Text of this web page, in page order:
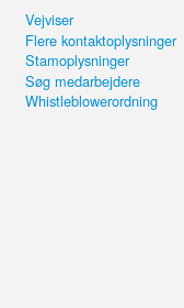
Vejviser
Flere kontaktoplysninger
Stamoplysninger
Søg medarbejdere
Whistleblowerordning